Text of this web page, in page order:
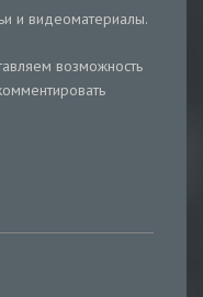
и видеоматериалы.
возможность